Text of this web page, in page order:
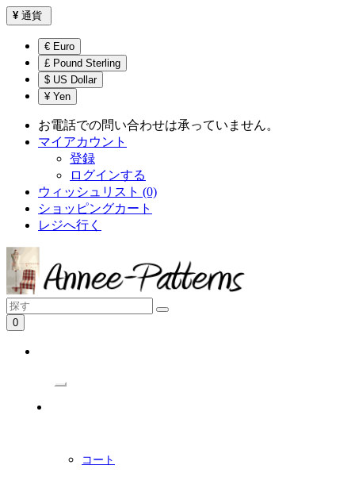
¥ 通貨
€ Euro
£ Pound Sterling
$ US Dollar
¥ Yen
お電話での問い合わせは承っていません。
マイアカウント
登録
ログインする
ウィッシュリスト (0)
ショッピングカート
レジへ行く
0
コート